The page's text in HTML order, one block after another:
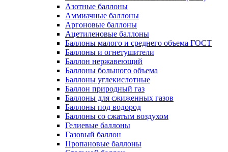
Азотные баллоны
Аммиачные баллоны
Аргоновые баллоны
Ацетиленовые баллоны
Баллоны малого и среднего объема ГОСТ
Баллоны и огнетушители
Баллон нержавеющий
Баллоны большого объема
Баллоны углекислотные
Баллон природный газ
Баллоны для сжиженных газов
Баллоны под водород
Баллоны со сжатым воздухом
Гелиевые баллоны
Газовый баллон
Пропановые баллоны